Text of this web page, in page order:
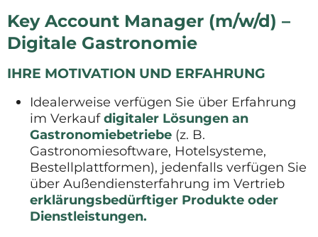
Key Account Manager (m/w/d) –
Digitale Gastronomie
IHRE MOTIVATION UND ERFAHRUNG
Idealerweise verfügen Sie über Erfahrung
im Verkaufdigitaler Lösungen an
Gastronomiebetriebe (z. B.
Gastronomiesoftware, Hotelsysteme,
Bestellplattformen), jedenfalls verfügen Sie
über Außendiensterfahrung im Vertrieb
erklärungsbedürftiger Produkte oder
Dienstleistungen.